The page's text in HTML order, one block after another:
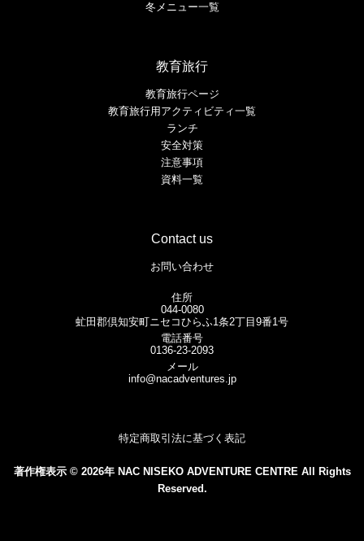
冬メニュー一覧
教育旅行
教育旅行ページ
教育旅行用アクティビティ一覧
ランチ
安全対策
注意事項
資料一覧
Contact us
お問い合わせ
住所
044-0080
虻田郡倶知安町ニセコひらふ1条2丁目9番1号
電話番号
0136-23-2093
メール
info@nacadventures.jp
特定商取引法に基づく表記
著作権表示 © 2026年 NAC NISEKO ADVENTURE CENTRE All Rights
Reserved.